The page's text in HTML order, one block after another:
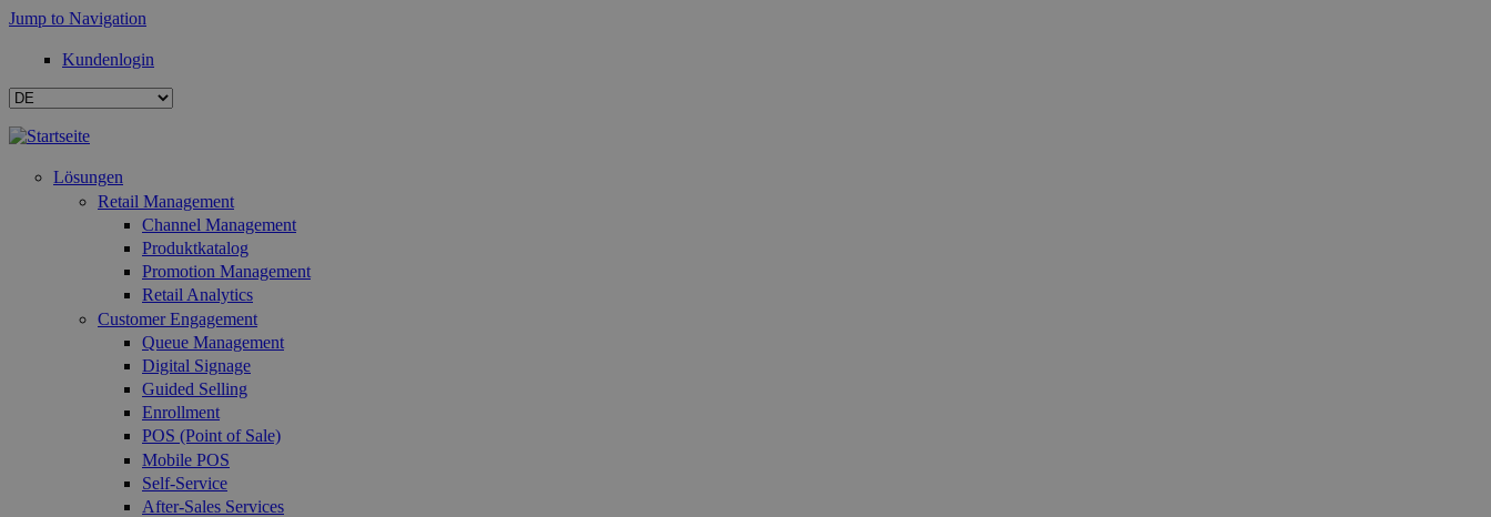
Jump to Navigation
Kundenlogin
Lösungen
Retail Management
Channel Management
Produktkatalog
Promotion Management
Retail Analytics
Customer Engagement
Queue Management
Digital Signage
Guided Selling
Enrollment
POS (Point of Sale)
Mobile POS
Self-Service
After-Sales Services